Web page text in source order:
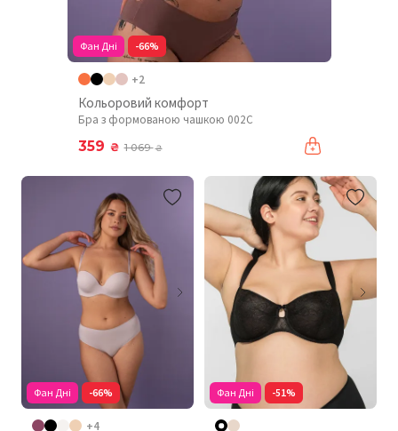
Фан Дні -66%
+2
Кольоровий комфорт
Бра з формованою чашкою 002C
359 ₴ 1 069₴
Фан Дні -66%
+4
Фан Дні -51%